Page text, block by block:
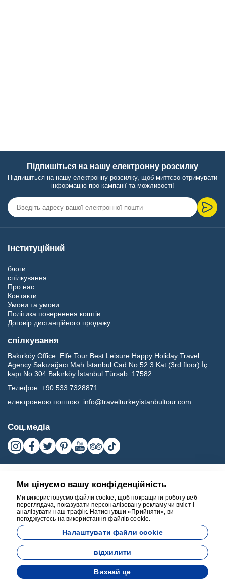
Підпишіться на нашу електронну розсилку
Підпишіться на нашу електронну розсилку, щоб миттєво отримувати
інформацію про кампанії та можливості!
Інституційний
блоги
спілкування
Про нас
Контакти
Умови та умови
Політика повернення коштів
Договір дистанційного продажу
спілкування
Bakırköy Office: Elfe Tour Best Leisure Happy Holiday Travel
Agency Sakızağacı Mah İstanbul Cad No:52 3.Kat (3rd floor) İç
kapı No:304 Bakırköy İstanbul Türsab: 17582
Телефон: +90 533 7328871
електронною поштою: info@travelturkeyistanbultour.com
Соц.медіа
BEST LEISURE HAPPY HOLIDAY TRAVEL AGENCY - 17582
Розроблено
Ми цінуємо вашу конфіденційність
Ми використовуємо файли cookie, щоб покращити роботу веб-
переглядача, показувати персоналізовану рекламу чи вміст і
аналізувати наш трафік. Натиснувши «Прийняти», ви
погоджуєтесь на використання файлів cookie.
Налаштувати файли cookie
відхилити
Визнай це